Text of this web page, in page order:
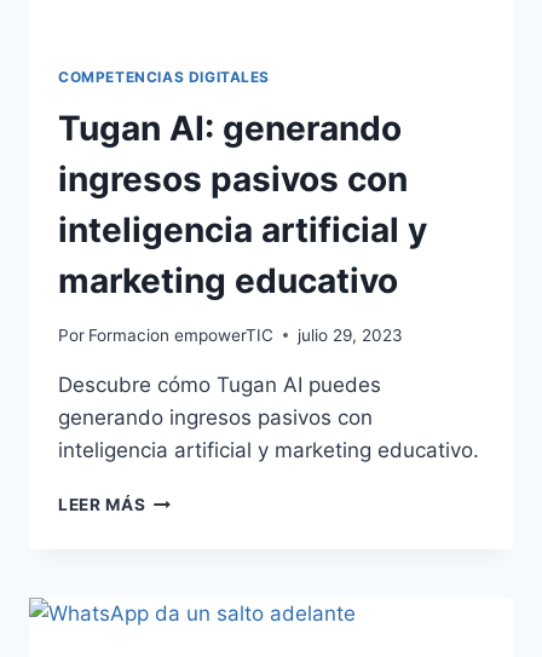
COMPETENCIAS DIGITALES
Tugan AI: generando
ingresos pasivos con
inteligencia artificial y
marketing educativo
Por Formacion empowerTIC julio 29, 2023
Descubre cómo Tugan AI puedes
generando ingresos pasivos con
inteligencia artificial y marketing educativo.
LEER MÁS